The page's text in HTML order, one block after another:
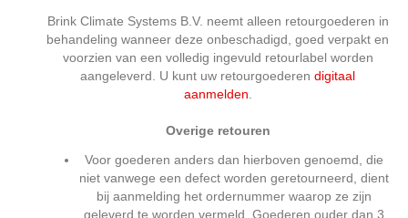
Brink Climate Systems B.V. neemt alleen retourgoederen in
behandeling wanneer deze onbeschadigd, goed verpakt en
voorzien van een volledig ingevuld retourlabel worden
aangeleverd. U kunt uw retourgoederen digitaal
aanmelden
Overige retouren
Voor goederen anders dan hierboven genoemd, die
niet vanwege een defect worden geretourneerd, dient
bij aanmelding het ordernummer waarop ze zijn
geleverd te worden vermeld. Goederen ouder dan 3